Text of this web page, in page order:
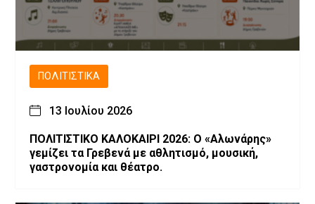
ΠΟΛΙΤΙΣΤΙΚΆ
13 Ιουλίου 2026
ΠΟΛΙΤΙΣΤΙΚΟ ΚΑΛΟΚΑΙΡΙ 2026: Ο «Αλωνάρης»
γεμίζει τα Γρεβενά με αθλητισμό, μουσική,
γαστρονομία και θέατρο.